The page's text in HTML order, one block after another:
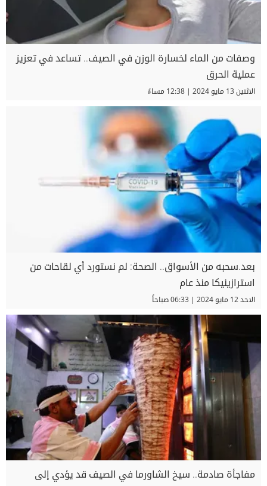
وصفات من الماء لخسارة الوزن في الصيف.. تساعد في تعزيز
عملية الحرق
الاثنين 13 مايو 2024 | 12:38 مساءً
بعد.سحبه من الأسواق.. الصحة: لم نستورد أي لقاحات من
استرازينيكا منذ عام
الاحد 12 مايو 2024 | 06:33 صباحاً
مفاجأة صادمة.. سيخ الشاورما في الصيف قد يؤدي إلى